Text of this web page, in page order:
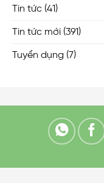
Tin tức (41)
Tin tức mới (391)
Tuyển dụng (7)